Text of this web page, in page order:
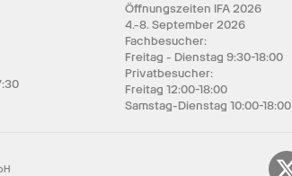
Öffnungszeiten IFA 2026
4.-8. September 2026
Fachbesucher:
Freitag - Dienstag 9:30-18:00
Privatbesucher:
Freitag 12:00-18:00
Samstag-Dienstag 10:00-18:00